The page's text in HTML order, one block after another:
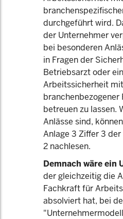
durchgeführt wird.
der Unternehmer
bei besonderen
in Fragen der
Betriebsarzt oder
Arbeitssicherheit mit
branchenbezogener
betreuen zu lassen.
Anlässe sind,
Anlage 3 Ziffer 3
2 nachlesen.
Demnach wäre ein
der gleichzeitig die
Fachkraft für
absolviert hat, bei